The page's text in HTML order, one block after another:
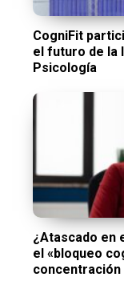
CogniFit
el futuro de la
Psicología
¿Atascado en
el «bloqueo
concentración